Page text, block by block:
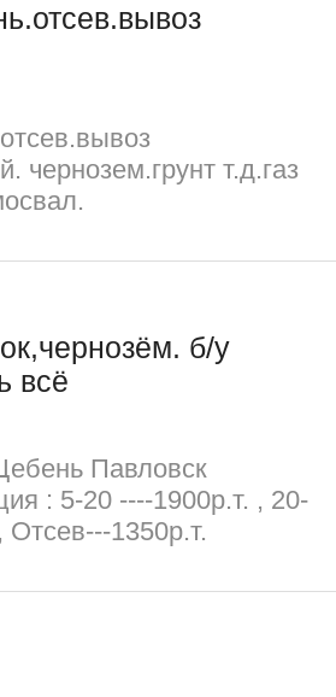
чернозем.грунт т.д.газ
б/у
всё
Павловск
: 5-20 ----1900р.т. , 20-
Отсев---1350р.т.